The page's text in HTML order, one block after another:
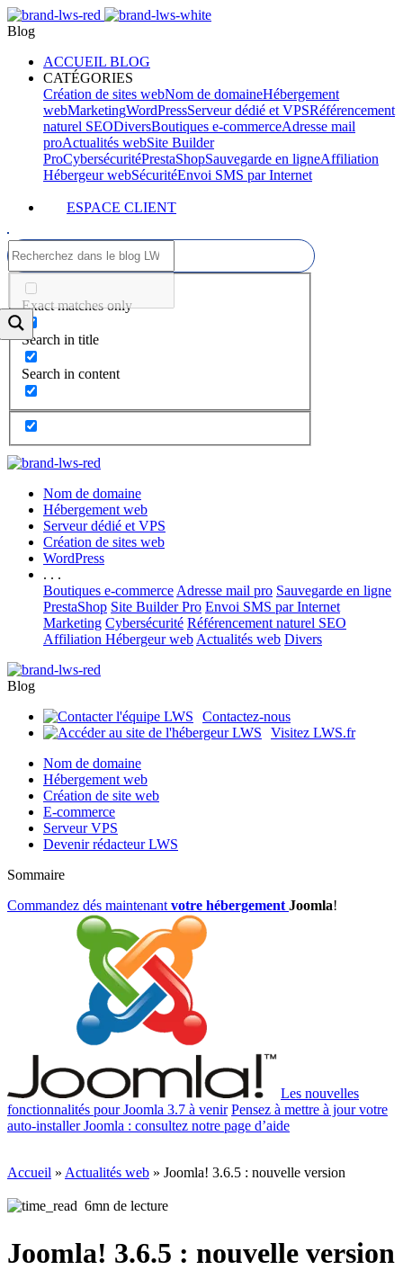
Blog
ACCUEIL BLOG
CATÉGORIES
Création de sites webNom de domaineHébergement
webMarketingWordPressServeur dédié et VPSRéférencement
naturel SEODiversBoutiques e-commerceAdresse mail
proActualités webSite Builder
ProCybersécuritéPrestaShopSauvegarde en ligneAffiliation
Hébergeur webSécuritéEnvoi SMS par Internet
ESPACE CLIENT
Exact matches only
Search in title
Search in content
Nom de domaine
Hébergement web
Serveur dédié et VPS
Création de sites web
WordPress
. . .
Boutiques e-commerce Adresse mail pro Sauvegarde en ligne
PrestaShop Site Builder Pro Envoi SMS par Internet
Marketing Cybersécurité Référencement naturel SEO
Affiliation Hébergeur web Actualités web Divers
Blog
Contactez-nous
Visitez LWS.fr
Nom de domaine
Hébergement web
Création de site web
E-commerce
Serveur VPS
Devenir rédacteur LWS
Sommaire
Commandez dés maintenant votre hébergement Joomla!
Les nouvelles
fonctionnalités pour Joomla 3.7 à venir Pensez à mettre à jour votre
auto-installer Joomla : consultez notre page d’aide
Accueil » Actualités web » Joomla! 3.6.5 : nouvelle version
6mn de lecture
Joomla! 3.6.5 : nouvelle version